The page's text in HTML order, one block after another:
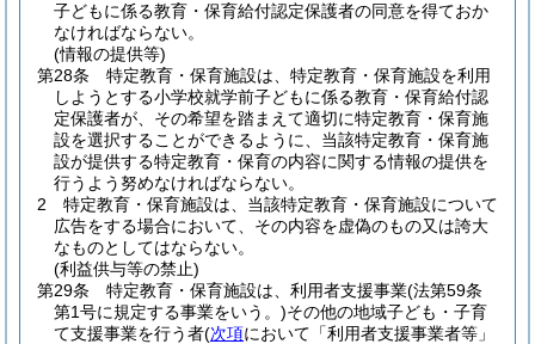
子どもに係る教育・保育給付認定保護者の同意を得ておか
なければならない。
(情報の提供等)
第28条
特定教育・保育施設は、特定教育・保育施設を利用
しようとする小学校就学前子どもに係る教育・保育給付認
定保護者が、その希望を踏まえて適切に特定教育・保育施
設を選択することができるように、当該特定教育・保育施
設が提供する特定教育・保育の内容に関する情報の提供を
行うよう努めなければならない。
2
特定教育・保育施設は、当該特定教育・保育施設について
広告をする場合において、その内容を虚偽のもの又は誇大
なものとしてはならない。
(利益供与等の禁止)
第29条
特定教育・保育施設は、利用者支援事業(法第59条
第1号に規定する事業をいう。)その他の地域子ども・子育
て支援事業を行う者(次項において「利用者支援事業者等」